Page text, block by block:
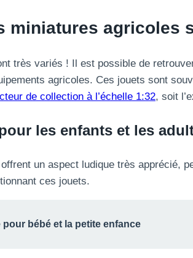
miniatures agricoles
très variés ! Il est possible de
agricoles. Ces jouets sont
de collection à l’échelle 1:32, soit
les enfants et les
offrent un aspect ludique très apprécié,
ces jouets.
bébé et la petite enfance